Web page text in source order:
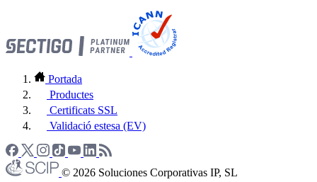
Portada
Productes
Certificats SSL
Validació estesa (EV)
© 2026 Soluciones Corporativas IP, SL